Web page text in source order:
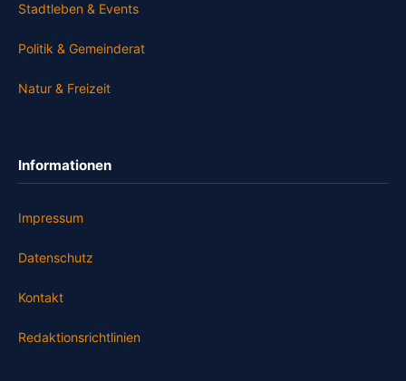
Stadtleben & Events
Politik & Gemeinderat
Natur & Freizeit
Informationen
Impressum
Datenschutz
Kontakt
Redaktionsrichtlinien